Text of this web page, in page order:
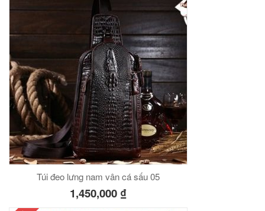
Túi đeo lưng nam vân cá sấu 05
1,450,000 ₫